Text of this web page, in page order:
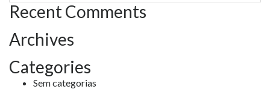
Recent Comments
Archives
Categories
Sem categorias